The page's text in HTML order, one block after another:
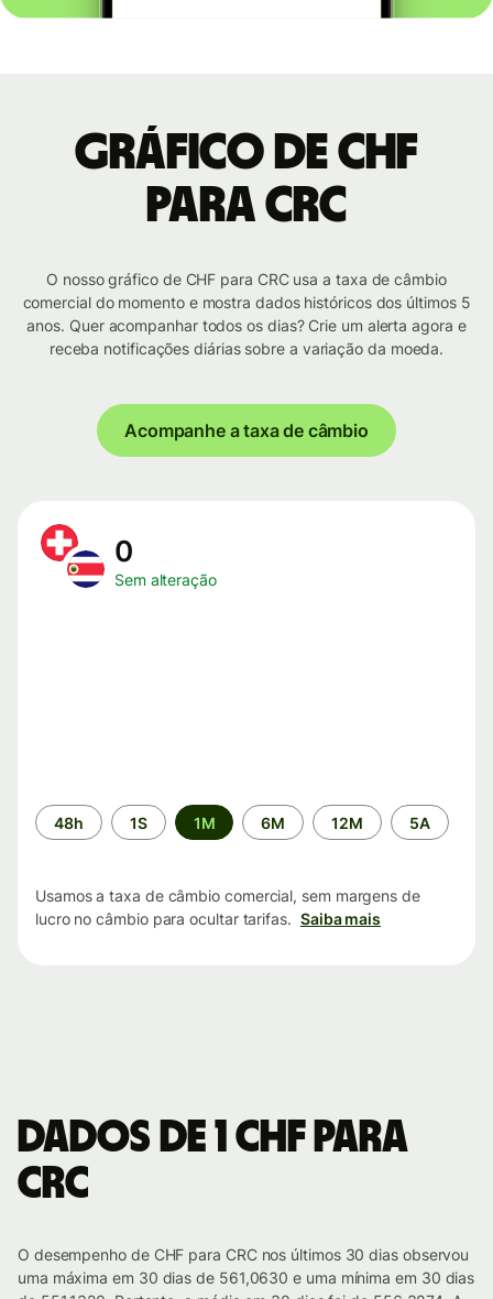
Gráfico de CHF
para CRC
O nosso gráfico de CHF para CRC usa a taxa de câmbio
comercial do momento e mostra dados históricos dos últimos 5
anos. Quer acompanhar todos os dias? Crie um alerta agora e
receba notificações diárias sobre a variação da moeda.
Acompanhe a taxa de câmbio
0
Sem alteração
Período
de
48h 1S 1M 6M 12M 5A
Usamos a taxa de câmbio comercial, sem margens de
lucro no câmbio para ocultar tarifas. Saiba mais
Dados de 1 CHF para
CRC
O desempenho de CHF para CRC nos últimos 30 dias observou
uma máxima em 30 dias de 561,0630 e uma mínima em 30 dias